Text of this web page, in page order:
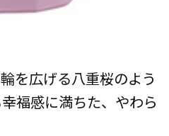
を広げる八重桜のよう
福感に満ちた、やわら